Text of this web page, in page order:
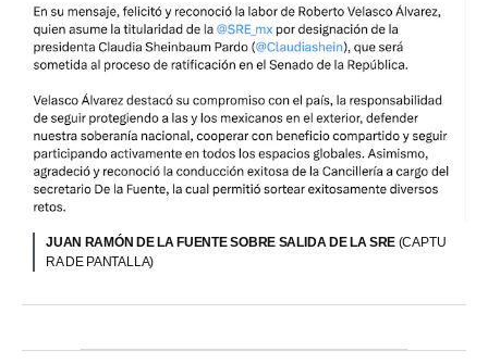
JUAN RAMÓN DE LA FUENTE SOBRE SALIDA DE LA SRE (CAPTU
RA DE PANTALLA)